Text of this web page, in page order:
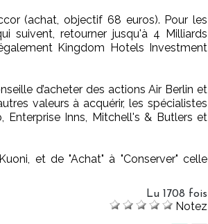
(achat, objectif 68 euros). Pour les
suivent, retourner jusqu'à 4 Milliards
Kingdom Hotels Investment
d’acheter des actions Air Berlin et
valeurs à acquérir, les spécialistes
Enterprise Inns, Mitchell's & Butlers et
et de "Achat" à "Conserver" celle
Lu 1708 fois
Notez